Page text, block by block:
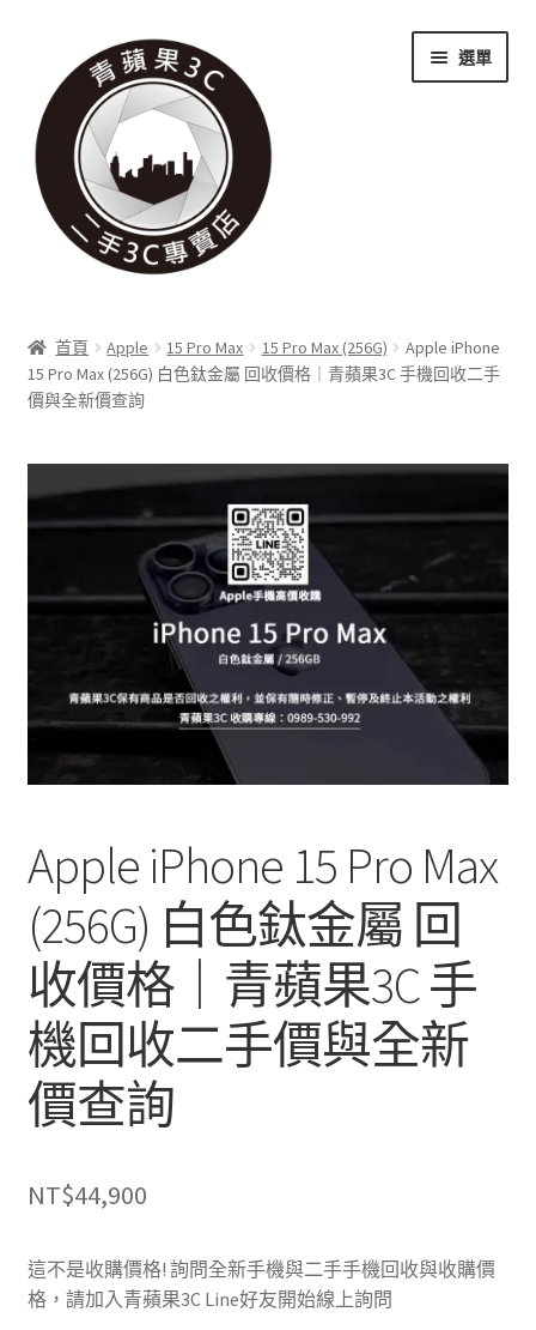
導
覽
列
主
要
內
容
選單
實體門市
展
選
開
選
科技新消息
開
選
首頁 Apple 15 Pro Max 15 Pro Max (256G)
Apple iPhone
15 Pro Max (256G) 白色鈦金屬 回收價格｜青蘋果3C 手機回收二手
價與全新價查詢
Apple iPhone 15 Pro Max
(256G) 白色鈦金屬 回
收價格｜青蘋果3C 手
機回收二手價與全新
價查詢
NT$44,900
這不是收購價格! 詢問全新手機與二手手機回收與收購價
格，請加入青蘋果3C Line好友開始線上詢問